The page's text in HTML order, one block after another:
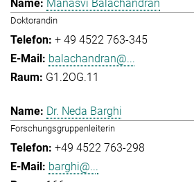
Manasvi Balachandran
Doktorandin
+ 49 4522 763-345
balachandran@...
G1.2OG.11
Dr. Neda Barghi
Forschungsgruppenleiterin
+49 4522 763-298
barghi@...